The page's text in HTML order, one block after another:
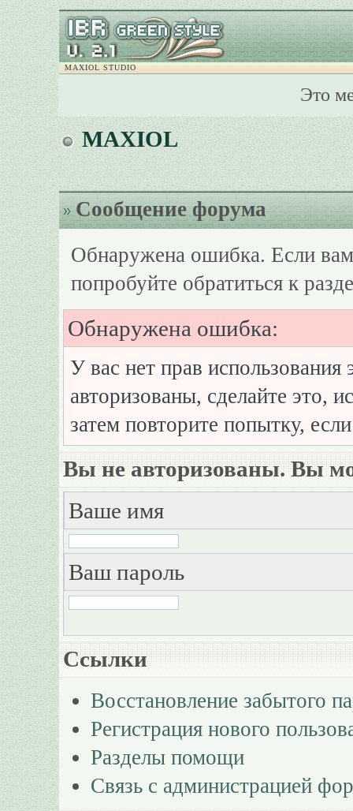
MAXIOL STUDIO
Это
MAXIOL
Сообщение форума
Обнаружена ошибка. Если
попробуйте обратиться к
Обнаружена ошибка:
У вас нет прав
авторизованы, сделайте это,
затем повторите попытку,
Вы не авторизованы. Вы
Ваше имя
Ваш пароль
Ссылки
Восстановление забытого
Регистрация нового
Разделы помощи
Связь с администрацией